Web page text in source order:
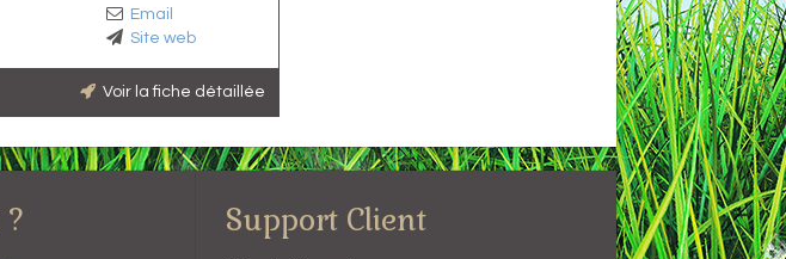
Email
Site web
Voir la fiche détaillée
Support Client